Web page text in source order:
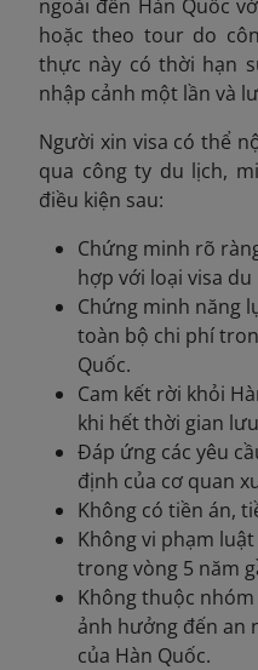
ngoài đến Hàn Quốc
hoặc theo tour do
thực này có thời hạn
nhập cảnh một lần và
Người xin visa có thể
qua công ty du lịch,
điều kiện sau:
Chứng minh rõ
hợp với loại visa
Chứng minh năng
toàn bộ chi phí
Quốc.
Cam kết rời khỏi
khi hết thời gian
Đáp ứng các yêu
định của cơ quan
Không có tiền án,
Không vi phạm
trong vòng 5 năm
Không thuộc
ảnh hưởng đến an
của Hàn Quốc.